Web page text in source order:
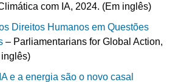
com IA, 2024. (Em inglês)
Direitos Humanos em Questões
– Parliamentarians for Global Action,
e a energia são o novo casal